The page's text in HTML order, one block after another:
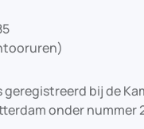
bij de
onder nummer